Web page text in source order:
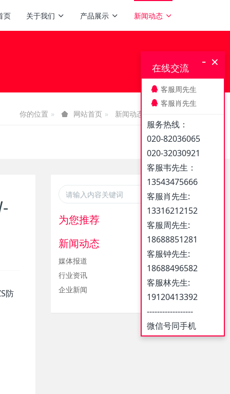
页 关于我们 产品展示 新闻动态
你的位置 网站首页 新闻动态
防
为您推荐
新闻动态
媒体报道
行业资讯
企业新闻
×
-
在线交流
客服周先生
客服肖先生
服务热线：
020-82036065
020-32030921
客服韦先生：
13543475666
客服肖先生:
13316212152
客服周先生:
18688851281
客服钟先生:
18688496582
客服林先生:
19120413392
------------------
微信号同手机